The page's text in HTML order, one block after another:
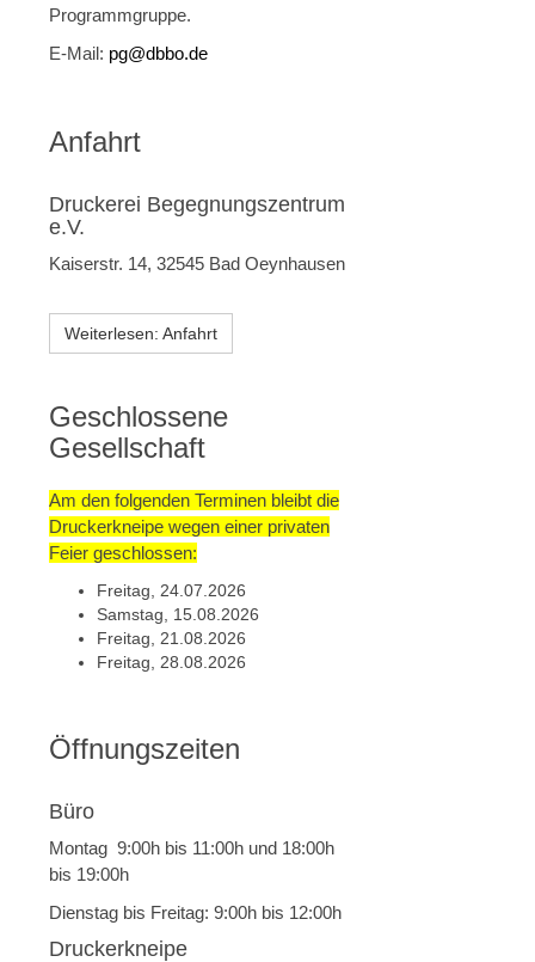
Programmgruppe.
E-Mail: pg@dbbo.de
Anfahrt
Druckerei Begegnungszentrum
e.V.
Kaiserstr. 14, 32545 Bad Oeynhausen
Weiterlesen: Anfahrt
Geschlossene
Gesellschaft
Am den folgenden Terminen bleibt die
Druckerkneipe wegen einer privaten
Feier geschlossen:
Freitag, 24.07.2026
Samstag, 15.08.2026
Freitag, 21.08.2026
Freitag, 28.08.2026
Öffnungszeiten
Büro
Montag 9:00h bis 11:00h und 18:00h
bis 19:00h
Dienstag bis Freitag: 9:00h bis 12:00h
Druckerkneipe